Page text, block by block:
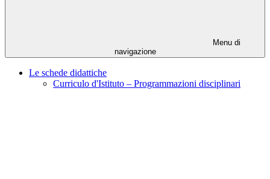
Menu di
navigazione
Le schede didattiche
Curriculo d'Istituto – Programmazioni disciplinari